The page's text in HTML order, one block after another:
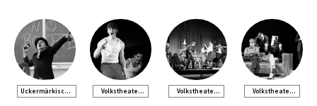
Uckermärkische
Volkstheater
Volkstheater
Volkstheater